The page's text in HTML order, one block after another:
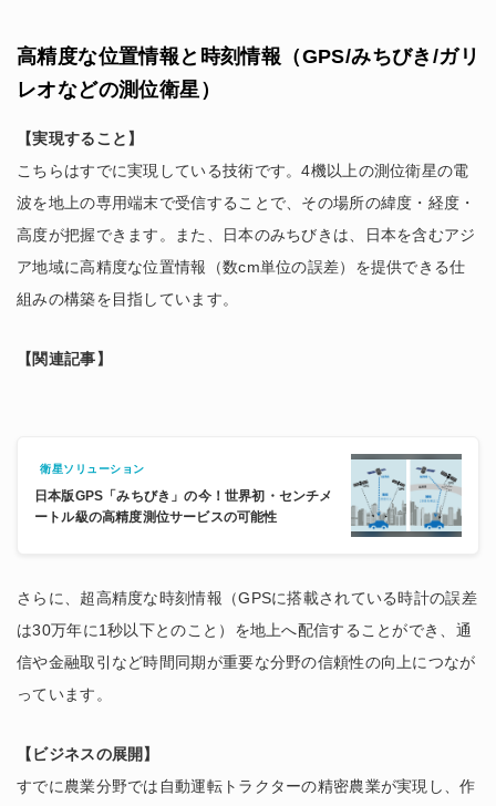
高精度な位置情報と時刻情報（GPS/みちびき/ガリ
レオなどの測位衛星）
【実現すること】
こちらはすでに実現している技術です。4機以上の測位衛星の電
波を地上の専用端末で受信することで、その場所の緯度・経度・
高度が把握できます。また、日本のみちびきは、日本を含むアジ
ア地域に高精度な位置情報（数cm単位の誤差）を提供できる仕
組みの構築を目指しています。
【関連記事】
衛星ソリューション
日本版GPS「みちびき」の今！世界初・センチメ
ートル級の高精度測位サービスの可能性
さらに、超高精度な時刻情報（GPSに搭載されている時計の誤差
は30万年に1秒以下とのこと）を地上へ配信することができ、通
信や金融取引など時間同期が重要な分野の信頼性の向上につなが
っています。
【ビジネスの展開】
すでに農業分野では自動運転トラクターの精密農業が実現し、作